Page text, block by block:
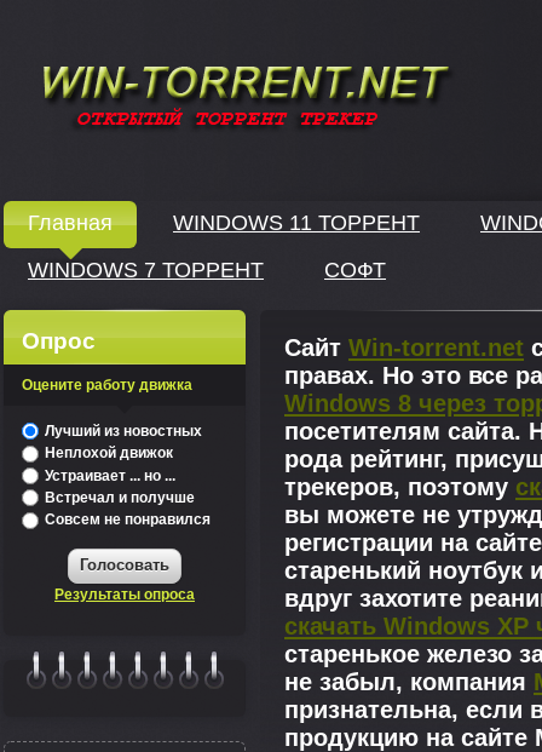
Главная WINDOWS 11 ТОРРЕНТ
WINDOWS 7 ТОРРЕНТ
СОФТ
Сайт Win-torrent.net
правах. Но это все
Windows 8 через
посетителям сайта.
рода рейтинг,
трекеров, поэтому
вы можете не
регистрации на
старенький
вдруг захотите
скачать Windows XP
старенькое железо
не забыл, компания
признательна, если
продукцию на сайте
Опрос
Оцените работу движка
Лучший из новостных
Неплохой движок
Устраивает ... но ...
Встречал и получше
Совсем не понравился
Голосовать
Результаты опроса